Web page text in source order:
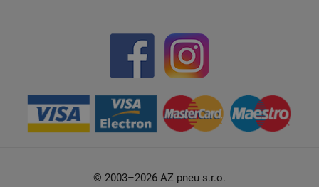
© 2003–2026 AZ pneu s.r.o.